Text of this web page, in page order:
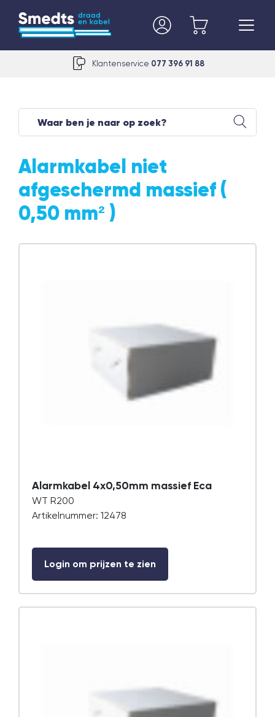
Klantenservice 077 396 91 88
Alarmkabel niet
afgeschermd massief (
0,50 mm² )
Alarmkabel 4x0,50mm massief Eca
WT R200
Artikelnummer: 12478
Login om prijzen te zien